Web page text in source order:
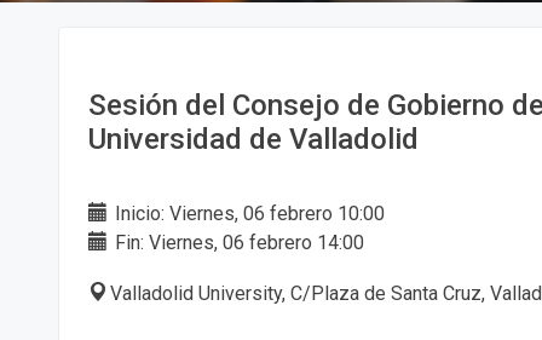
Sesión del Consejo de Gobierno
Universidad de Valladolid
Inicio: Viernes, 06 febrero 10:00
Fin: Viernes, 06 febrero 14:00
Valladolid University, C/Plaza de Santa Cruz,